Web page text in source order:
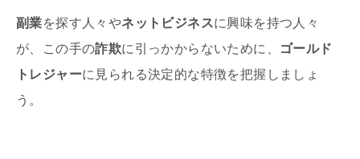
副業を探す人々やネットビジネスに興味を持つ人々
が、この手の詐欺に引っかからないために、
ゴールド
トレジャーに見られる決定的な特徴を把握しましょ
う。